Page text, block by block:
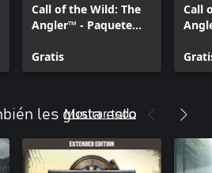
Call of the Wild: The
Angler™ - Paquete
Gratis
Call
les gusta esto
Mostrar todo